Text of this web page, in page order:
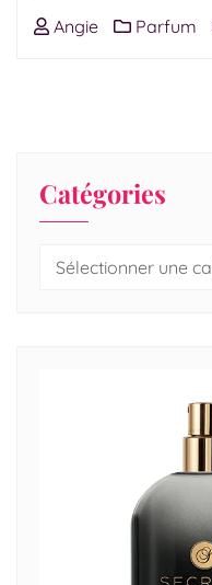
Angie Parfum
Catégories